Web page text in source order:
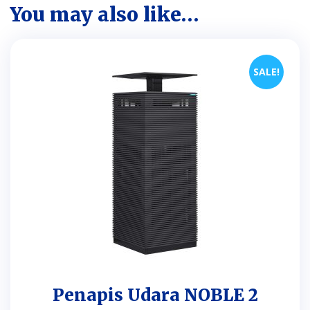
You may also like…
SALE!
Penapis Udara NOBLE 2